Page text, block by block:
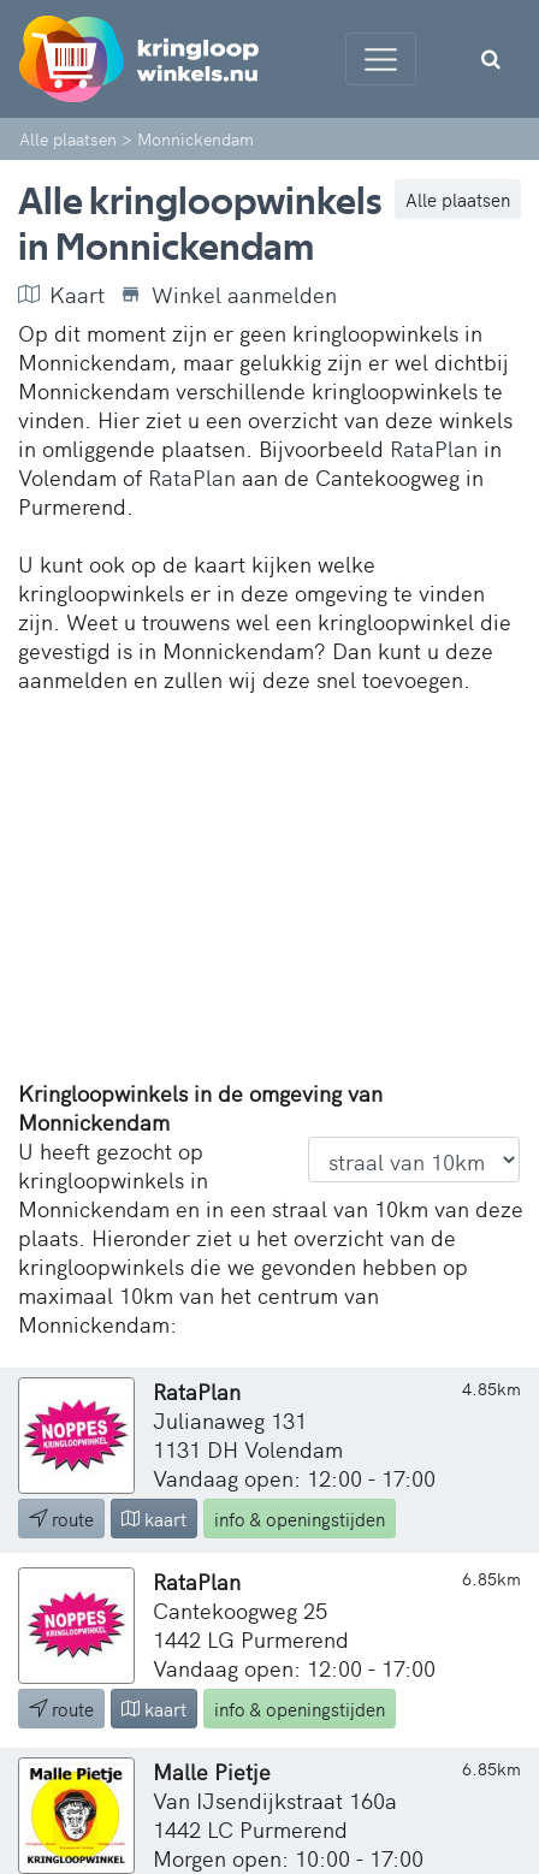
Alle plaatsen > Monnickendam
Alle plaatsen
Alle kringloopwinkels
in Monnickendam
Kaart
Winkel aanmelden
Op dit moment zijn er geen kringloopwinkels in
Monnickendam, maar gelukkig zijn er wel dichtbij
Monnickendam verschillende kringloopwinkels te
vinden. Hier ziet u een overzicht van deze winkels
in omliggende plaatsen. Bijvoorbeeld RataPlan in
Volendam of RataPlan aan de Cantekoogweg in
Purmerend.
U kunt ook op de kaart kijken welke
kringloopwinkels er in deze omgeving te vinden
zijn. Weet u trouwens wel een kringloopwinkel die
gevestigd is in Monnickendam? Dan kunt u deze
aanmelden en zullen wij deze snel toevoegen.
Kringloopwinkels in de omgeving van
Monnickendam
U heeft gezocht op
kringloopwinkels in
Monnickendam en in een straal van 10km van deze
plaats. Hieronder ziet u het overzicht van de
kringloopwinkels die we gevonden hebben op
maximaal 10km van het centrum van
Monnickendam:
4.85km
RataPlan
Julianaweg 131
1131 DH Volendam
Vandaag open: 12:00 - 17:00
route kaart info & openingstijden
6.85km
RataPlan
Cantekoogweg 25
1442 LG Purmerend
Vandaag open: 12:00 - 17:00
route kaart info & openingstijden
6.85km
Malle Pietje
Van IJsendijkstraat 160a
1442 LC Purmerend
Morgen open: 10:00 - 17:00